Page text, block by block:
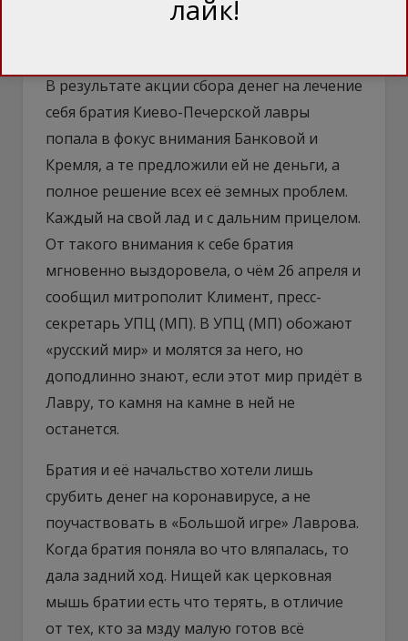
купить всей братии корня имбиря и
В результате акции сбора денег на лечение
себя братия Киево-Печерской лавры
попала в фокус внимания Банковой и
Кремля, а те предложили ей не деньги, а
полное решение всех её земных проблем.
Каждый на свой лад и с дальним прицелом.
От такого внимания к себе братия
мгновенно выздоровела, о чём 26 апреля и
сообщил митрополит Климент, пресс-
секретарь УПЦ (МП). В УПЦ (МП) обожают
«русский мир» и молятся за него, но
доподлинно знают, если этот мир придёт в
Лавру, то камня на камне в ней не
останется.
Братия и её начальство хотели лишь
срубить денег на коронавирусе, а не
поучаствовать в «Большой игре» Лаврова.
Когда братия поняла во что вляпалась, то
дала задний ход. Нищей как церковная
мышь братии есть что терять, в отличие
от тех, кто за мзду малую готов всё
лайк!